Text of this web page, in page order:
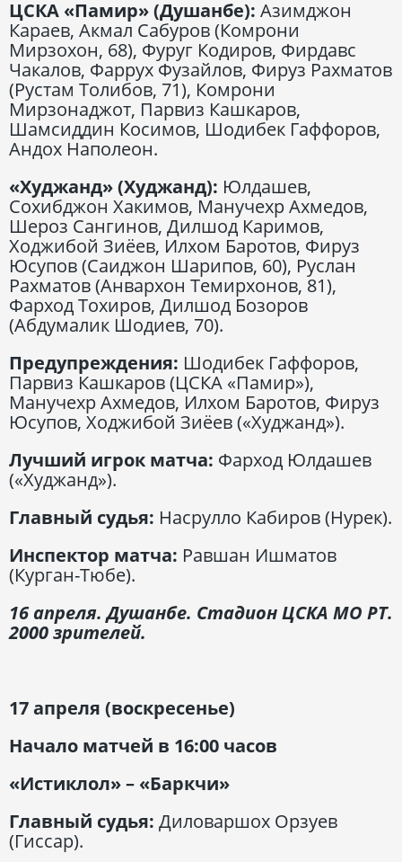
ЦСКА «Памир» (Душанбе): Азимджон
Караев, Акмал Сабуров (Комрони
Мирзохон, 68), Фуруг Кодиров, Фирдавс
Чакалов, Фаррух Фузайлов, Фируз Рахматов
(Рустам Толибов, 71), Комрони
Мирзонаджот, Парвиз Кашкаров,
Шамсиддин Косимов, Шодибек Гаффоров,
Андох Наполеон.
«Худжанд» (Худжанд): Юлдашев,
Сохибджон Хакимов, Манучехр Ахмедов,
Шероз Сангинов, Дилшод Каримов,
Ходжибой Зиёев, Илхом Баротов, Фируз
Юсупов (Саиджон Шарипов, 60), Руслан
Рахматов (Анвархон Темирхонов, 81),
Фарход Тохиров, Дилшод Бозоров
(Абдумалик Шодиев, 70).
Предупреждения: Шодибек Гаффоров,
Парвиз Кашкаров (ЦСКА «Памир»),
Манучехр Ахмедов, Илхом Баротов, Фируз
Юсупов, Ходжибой Зиёев («Худжанд»).
Лучший игрок матча: Фарход Юлдашев
(«Худжанд»).
Главный судья: Насрулло Кабиров (Нурек).
Инспектор матча: Равшан Ишматов
(Курган-Тюбе).
16 апреля. Душанбе. Стадион ЦСКА МО РТ.
2000 зрителей.
17 апреля (воскресенье)
Начало матчей в 16:00 часов
«Истиклол» – «Баркчи»
Главный судья: Диловаршох Орзуев
(Гиссар).